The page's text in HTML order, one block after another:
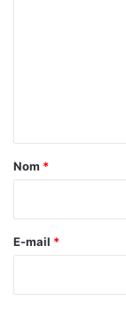
a
e
Nom *
E-mail *